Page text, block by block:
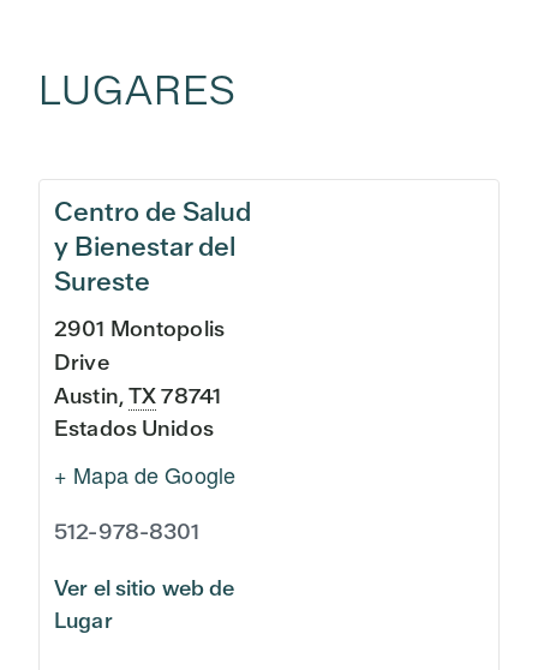
LUGARES
Centro de Salud
y Bienestar del
Sureste
2901 Montopolis
Drive
Austin,TX78741
Estados Unidos
+ Mapa de Google
512-978-8301
Ver el sitio web de
Lugar